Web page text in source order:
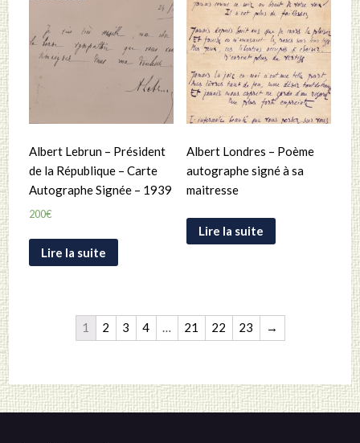
Albert Lebrun – Président
de la République – Carte
Autographe Signée – 1939
200€
Lire la suite
Albert Londres – Poème
autographe signé à sa
maitresse
Lire la suite
1 2 3 4 … 21 22 23 →